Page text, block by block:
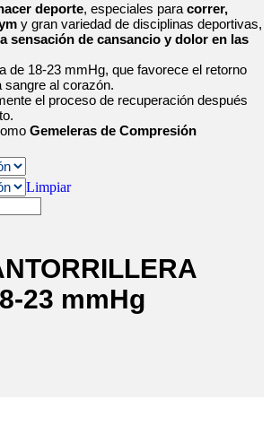
deporte, especiales para correr,
y gran variedad de disciplinas deportivas,
sensación de cansancio y dolor en las
de 18-23 mmHg, que favorece el retorno
sangre al corazón.
el proceso de recuperación después
Gemeleras de Compresión
Limpiar
23 mmHg